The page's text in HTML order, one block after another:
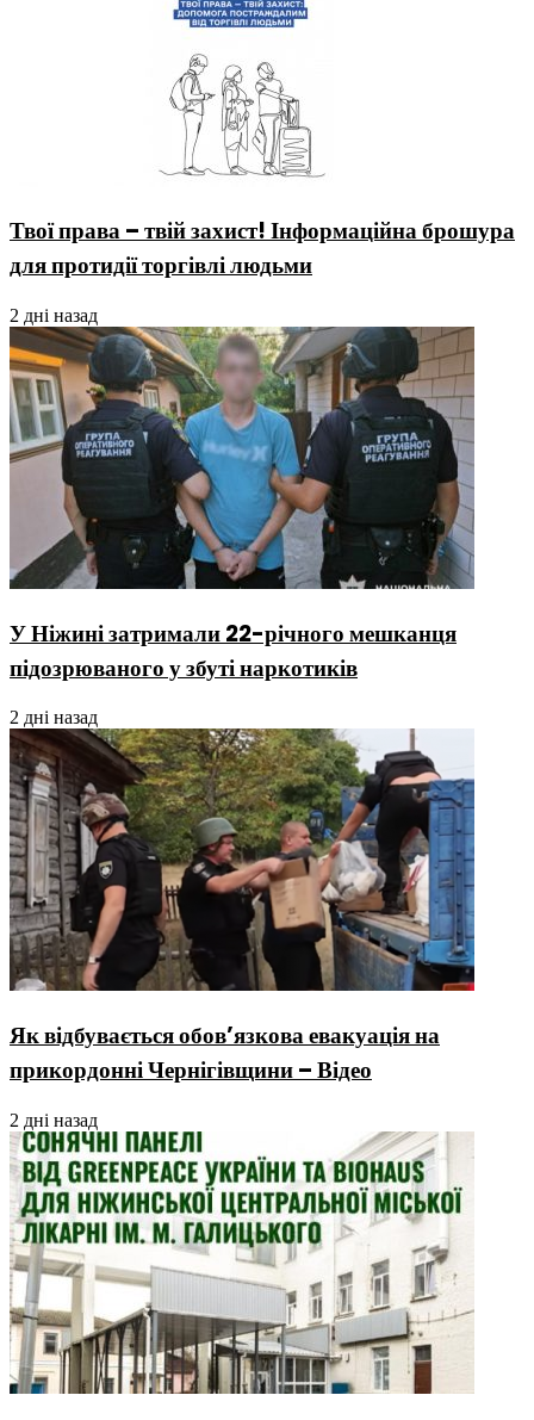
Твої права – твій захист! Інформаційна брошура
для протидії торгівлі людьми
2 дні назад
У Ніжині затримали 22-річного мешканця
підозрюваного у збуті наркотиків
2 дні назад
Як відбувається обов’язкова евакуація на
прикордонні Чернігівщини – Відео
2 дні назад